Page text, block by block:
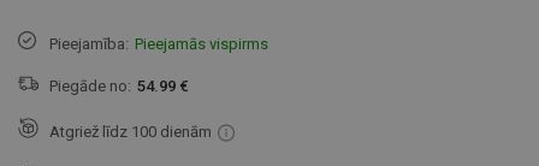
Pieejamība: Pieejamās vispirms
Piegāde no: 54.99 €
Atgriež līdz 100 dienām